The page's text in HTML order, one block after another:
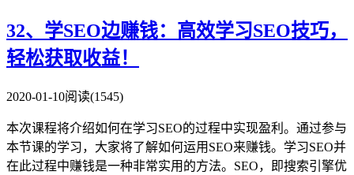
32、学SEO边赚钱：高效学习SEO技巧，
轻松获取收益！
2020-01-10阅读(1545)
本次课程将介绍如何在学习SEO的过程中实现盈利。通过参与
本节课的学习，大家将了解如何运用SEO来赚钱。学习SEO并
在此过程中赚钱是一种非常实用的方法。SEO，即搜索引擎优